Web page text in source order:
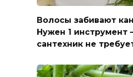
Волосы забивают
Нужен 1 инструмент
сантехник не